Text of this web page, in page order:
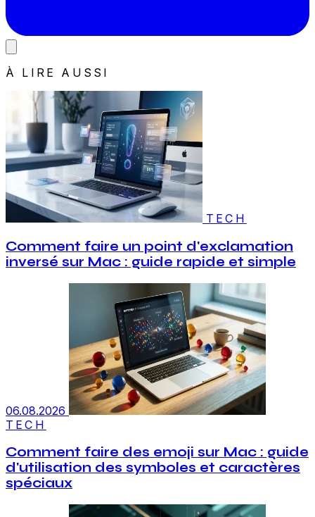
À LIRE AUSSI
TECH
Comment faire un point d'exclamation
inversé sur Mac : guide rapide et simple
06.08.2026
TECH
Comment faire des emoji sur Mac : guide
d'utilisation des symboles et caractères
spéciaux